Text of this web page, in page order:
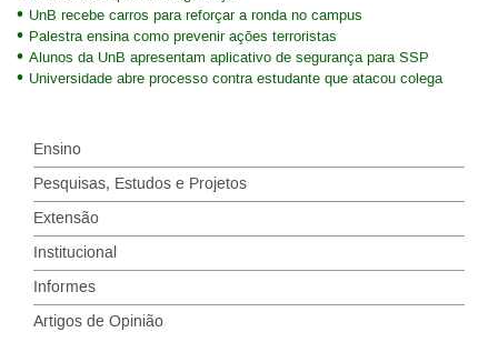
UnB recebe carros para reforçar a ronda no campus
Palestra ensina como prevenir ações terroristas
Alunos da UnB apresentam aplicativo de segurança para SSP
Universidade abre processo contra estudante que atacou colega
Ensino
Pesquisas, Estudos e Projetos
Extensão
Institucional
Informes
Artigos de Opinião